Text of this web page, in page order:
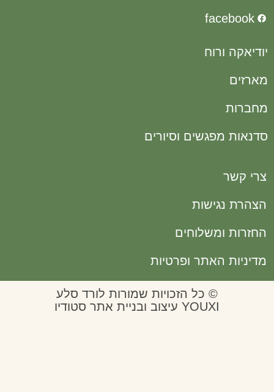
ורוח
מפגשים וסיורים
נגישות
ומשלוחים
האתר ופרטיות
© כל הזכויות שמורות לורד סלע
YOUXI עיצוב ובניית אתר סטודיו